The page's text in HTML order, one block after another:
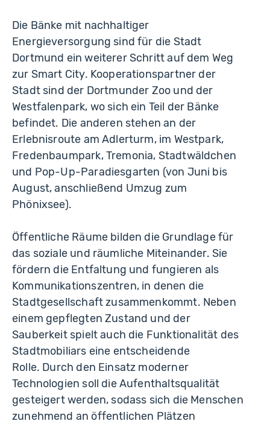
Die Bänke mit nachhaltiger
Energieversorgung sind für die Stadt
Dortmund ein weiterer Schritt auf dem Weg
zur Smart City. Kooperationspartner der
Stadt sind der Dortmunder Zoo und der
Westfalenpark, wo sich ein Teil der Bänke
befindet. Die anderen stehen an der
Erlebnisroute am Adlerturm, im Westpark,
Fredenbaumpark, Tremonia, Stadtwäldchen
und Pop-Up-Paradiesgarten (von Juni bis
August, anschließend Umzug zum
Phönixsee).
Öffentliche Räume bilden die Grundlage für
das soziale und räumliche Miteinander. Sie
fördern die Entfaltung und fungieren als
Kommunikationszentren, in denen die
Stadtgesellschaft zusammenkommt. Neben
einem gepflegten Zustand und der
Sauberkeit spielt auch die Funktionalität des
Stadtmobiliars eine entscheidende
Rolle. Durch den Einsatz moderner
Technologien soll die Aufenthaltsqualität
gesteigert werden, sodass sich die Menschen
zunehmend an öffentlichen Plätzen